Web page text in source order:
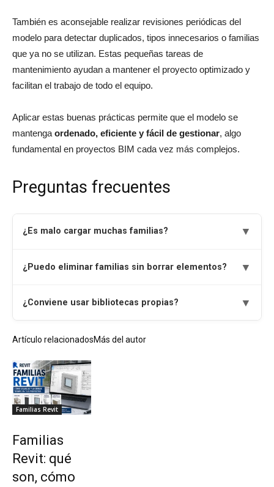
También es aconsejable realizar revisiones periódicas del
modelo para detectar duplicados, tipos innecesarios o familias
que ya no se utilizan. Estas pequeñas tareas de
mantenimiento ayudan a mantener el proyecto optimizado y
facilitan el trabajo de todo el equipo.
Aplicar estas buenas prácticas permite que el modelo se
mantenga ordenado, eficiente y fácil de gestionar, algo
fundamental en proyectos BIM cada vez más complejos.
Preguntas frecuentes
¿Es malo cargar muchas familias? ▼
¿Puedo eliminar familias sin borrar elementos? ▼
¿Conviene usar bibliotecas propias? ▼
Artículo relacionadosMás del autor
Familias Revit
Familias
Revit: qué
son, cómo